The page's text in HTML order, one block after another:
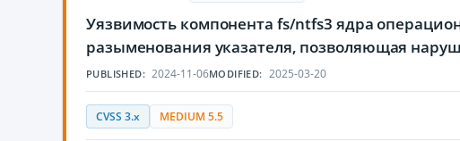
Уязвимость компонента fs/ntfs3 ядра
разыменования указателя, позволяющая
PUBLISHED: 2024-11-06MODIFIED: 2025-03-20
CVSS 3.x MEDIUM 5.5